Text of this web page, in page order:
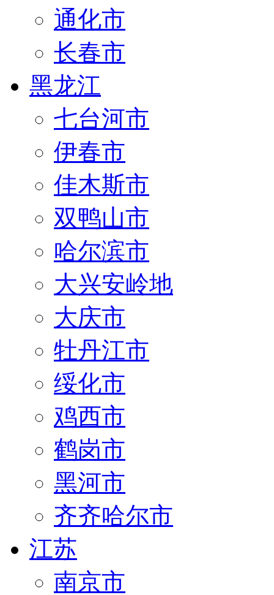
通化市
长春市
黑龙江
七台河市
伊春市
佳木斯市
双鸭山市
哈尔滨市
大兴安岭地
大庆市
牡丹江市
绥化市
鸡西市
鹤岗市
黑河市
齐齐哈尔市
江苏
南京市